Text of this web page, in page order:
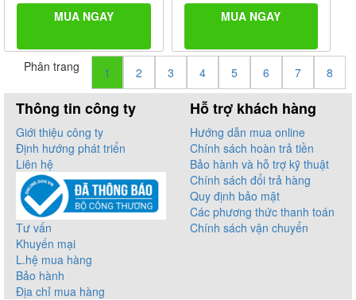
MUA NGAY
MUA NGAY
Phân trang 1 2 3 4 5 6 7 8
Thông tin công ty
Giới thiệu công ty
Định hướng phát triển
Liên hệ
Tư vấn
Khuyến mại
L.hệ mua hàng
Bảo hành
Địa chỉ mua hàng
Hỗ trợ khách hàng
Hướng dẫn mua online
Chính sách hoàn trả tiền
Bảo hành và hỗ trợ kỹ thuật
Chính sách đổi trả hàng
Quy định bảo mật
Các phương thức thanh toán
Chính sách vận chuyển